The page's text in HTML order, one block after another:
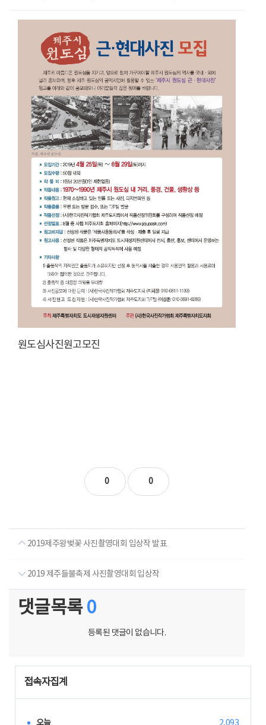
원도심사진원고모진
0 0
2019제주왕벚꽃 사진촬영대회 입상작 발표
2019 제주들불축제 사진촬영대회 입상작
댓글목록 0
등록된 댓글이 없습니다.
접속자집계